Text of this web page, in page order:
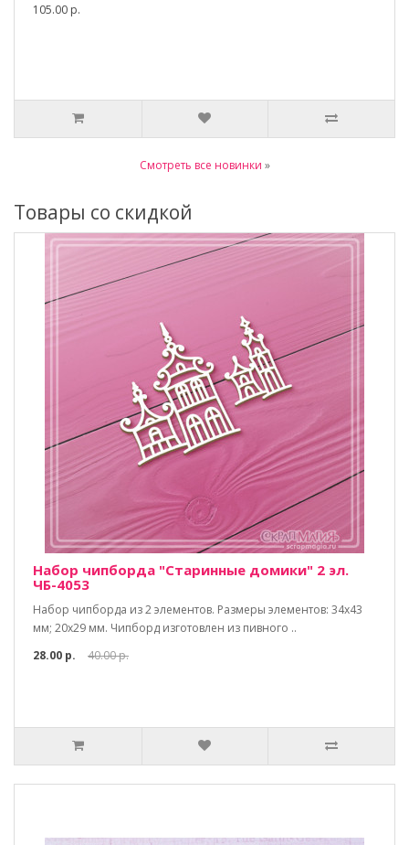
105.00 р.
Смотреть все новинки »
Товары со скидкой
Набор чипборда "Старинные домики" 2 эл.
ЧБ-4053
Набор чипборда из 2 элементов. Размеры элементов: 34х43
мм; 20х29 мм. Чипборд изготовлен из пивного ..
28.00 р.
40.00 р.